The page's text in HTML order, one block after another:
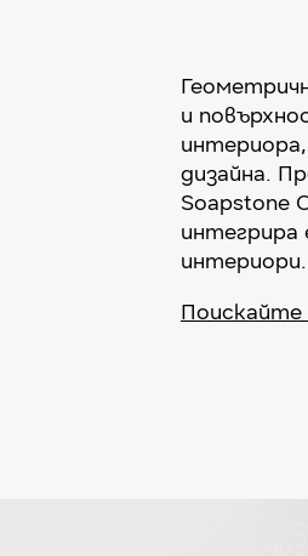
и
дизайнa.
Soapstone
интериори.